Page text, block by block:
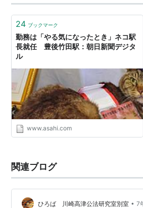
前回とは逆方向になるため、宮地か
後竹田から大分行きに乗る形に。宮
24 ブックマーク
勤務は「やる気になったとき」ネコ駅
長就任 豊後竹田駅：朝日新聞デジタ
ル
www.asahi.com
関連ブログ
ひろば 川崎高津公法研究室別室 • 7